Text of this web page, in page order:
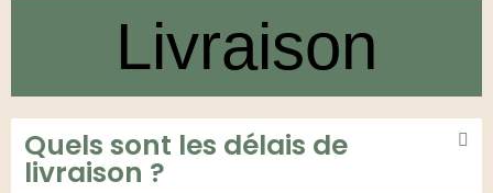
Livraison
Quels sont les délais de
livraison ?